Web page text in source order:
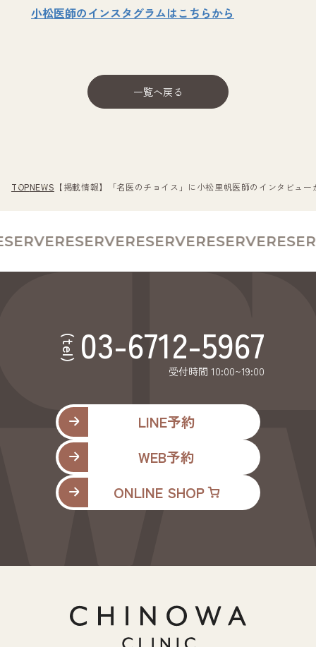
小松医師のインスタグラムはこちらから
一覧へ戻る
TOPNEWS 【掲載情報】「名医のチョイス」に小松里帆医師のインタビュ
RESERVERESERVERESERVE
(tel) 03-6712-5967
受付時間 10:00~19:00
LINE予約
WEB予約
ONLINE SHOP